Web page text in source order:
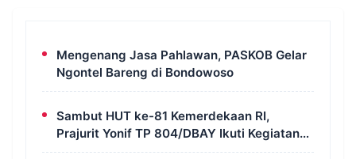
Mengenang Jasa Pahlawan, PASKOB Gelar
Ngontel Bareng di Bondowoso
Sambut HUT ke-81 Kemerdekaan RI,
Prajurit Yonif TP 804/DBAY Ikuti Kegiatan
Donor Darah